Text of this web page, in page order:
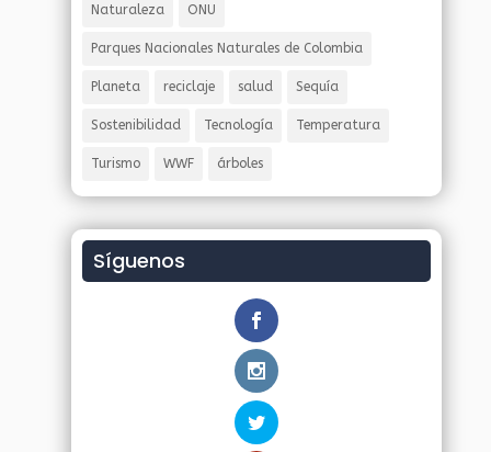
Naturaleza ONU
Parques Nacionales Naturales de Colombia
Planeta reciclaje salud Sequía
Sostenibilidad Tecnología Temperatura
Turismo WWF árboles
Síguenos